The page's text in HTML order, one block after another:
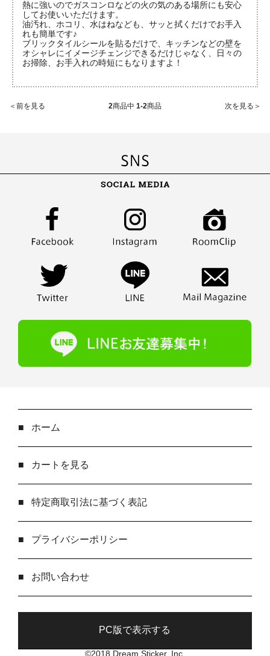
熱に強いのでガスコンロなどの火の気のある場所にも安心
してお使いいただけます。
油汚れ、ホコリ、水はねなども、サッと拭くだけでお手入
れも簡単です♪
ブリックタイルシールを貼るだけで、キッチンなどの壁を
オシャレにイメージチェンジできるだけじゃなく、日々の
お掃除、お手入れの時短にもなりますよ！
＜前を見る 2商品中 1-2商品 次を見る＞
■ ホーム
■ カートを見る
■ 特定商取引法に基づく表記
■ プライバシーポリシー
■ お問い合わせ
PC版で表示する
©2018 Dream Sticker, Inc.